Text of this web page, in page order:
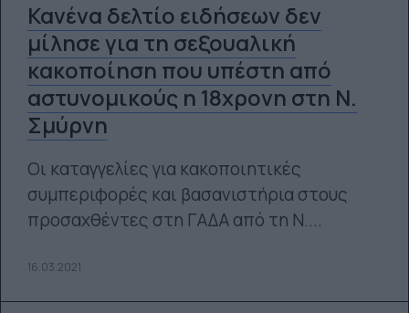
Κανένα δελτίο ειδήσεων δεν
μίλησε για τη σεξουαλική
κακοποίηση που υπέστη από
αστυνομικούς η 18χρονη στη Ν.
Σμύρνη
Οι καταγγελίες για κακοποιητικές
συμπεριφορές και βασανιστήρια στους
προσαχθέντες στη ΓΑΔΑ από τη Ν....
16.03.2021